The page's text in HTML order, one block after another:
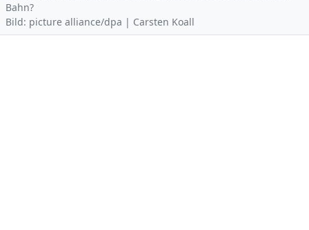
Bahn?
Bild: picture alliance/dpa | Carsten Koall